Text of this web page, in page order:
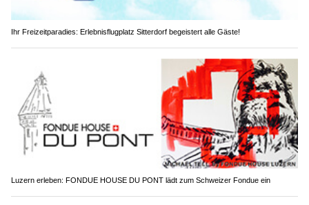
Ihr Freizeitparadies: Erlebnisflugplatz Sitterdorf begeistert alle Gäste!
Luzern erleben: FONDUE HOUSE DU PONT lädt zum Schweizer Fondue ein